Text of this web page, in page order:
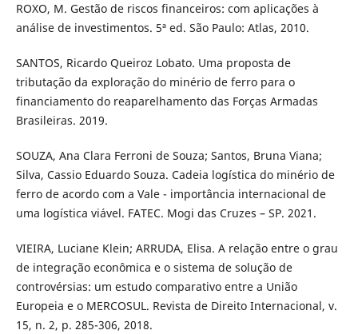
ROXO, M. Gestão de riscos financeiros: com aplicações à
análise de investimentos. 5ª ed. São Paulo: Atlas, 2010.
SANTOS, Ricardo Queiroz Lobato. Uma proposta de
tributação da exploração do minério de ferro para o
financiamento do reaparelhamento das Forças Armadas
Brasileiras. 2019.
SOUZA, Ana Clara Ferroni de Souza; Santos, Bruna Viana;
Silva, Cassio Eduardo Souza. Cadeia logística do minério de
ferro de acordo com a Vale - importância internacional de
uma logística viável. FATEC. Mogi das Cruzes – SP. 2021.
VIEIRA, Luciane Klein; ARRUDA, Elisa. A relação entre o grau
de integração econômica e o sistema de solução de
controvérsias: um estudo comparativo entre a União
Europeia e o MERCOSUL. Revista de Direito Internacional, v.
15, n. 2, p. 285-306, 2018.